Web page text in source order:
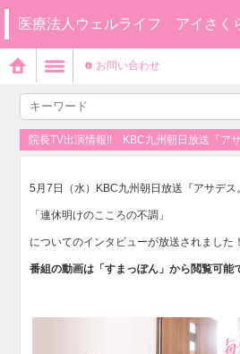
医療法人ウェルライフ アイさく
お問い合わせ
院長TV出演情報!! KBC九州朝日放送『アサ
5月7日（水）KBC九州朝日放送『アサデス
「連休明けのこころの不調」
についてのインタビューが放送されました
番組の動画は「すまっぽん」から閲覧可能